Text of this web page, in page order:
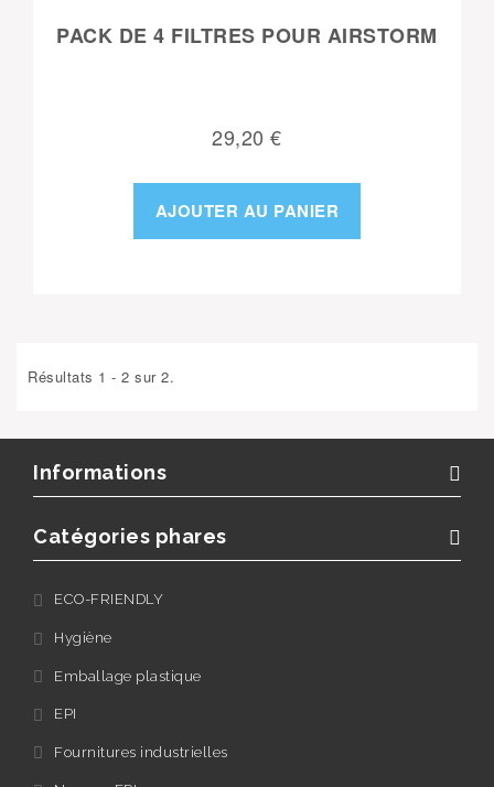
PACK DE 4 FILTRES POUR AIRSTORM
29,20 €
AJOUTER AU PANIER
Résultats 1 - 2 sur 2.
Informations
Catégories phares
ECO-FRIENDLY
Hygiène
Emballage plastique
EPI
Fournitures industrielles